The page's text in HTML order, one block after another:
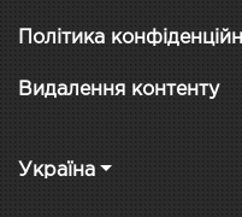
Політика
Видалення контенту
Україна